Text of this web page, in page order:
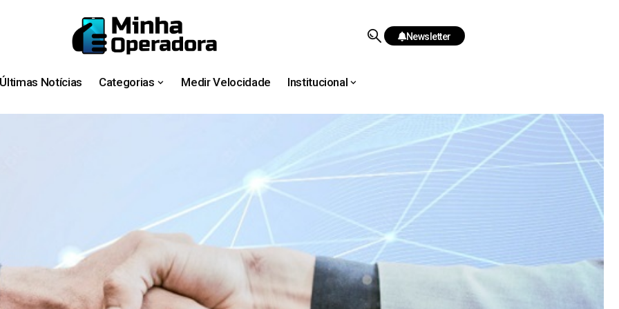
Newsletter
Últimas Notícias Categorias Medir Velocidade Institucional